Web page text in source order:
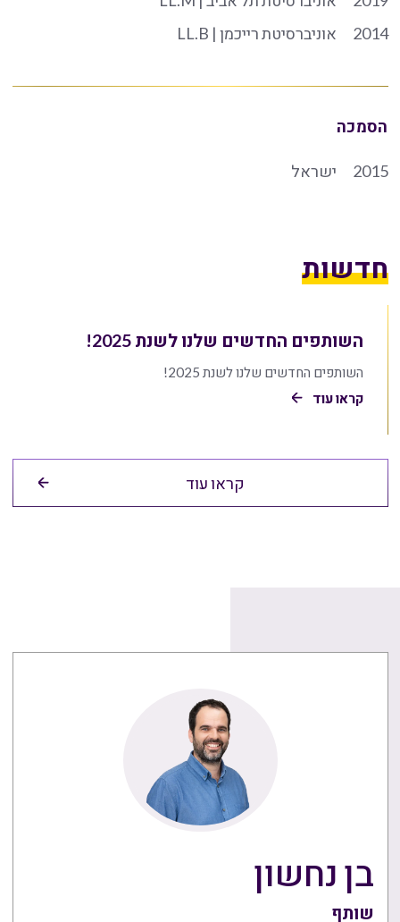
2014
אוניברסיטת רייכמן | LL.B
הסמכה
2015 ישראל
חדשות
השותפים החדשים שלנו לשנת 2025!
השותפים החדשים שלנו לשנת 2025!
קראו עוד
קראו עוד
בן נחשון
שותף